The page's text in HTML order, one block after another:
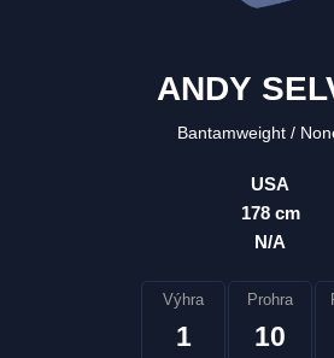
ANDY
Bantamweight
USA
178 cm
N/A
Výhra
1
Prohra
10